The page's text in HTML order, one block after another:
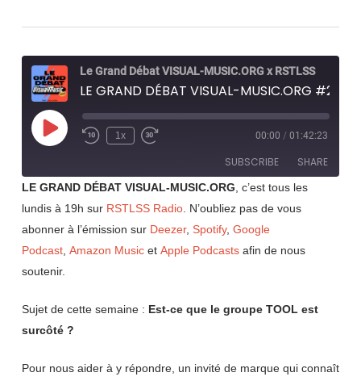
Le Grand Débat VISUAL-MUSIC.ORG x RSTLSS
Play
Episode Rewind
1x
Fast
seconds
00:00 / 01:42:23
SUBSCRIBE SHARE
RSS FEED
SHARE
LINK
EMBED
LE GRAND DÉBAT VISUAL-MUSIC.ORG , c’est tous les
lundis à 19h sur RSTLSS Radio. N’oubliez pas de vous
abonner à l’émission sur Deezer, Spotify, Google
Podcast, Amazon Musicet Apple Podcastsafin de nous
soutenir.
Sujet de cette semaine : Est-ce que le groupe TOOL est
surcôté ?
Pour nous aider à y répondre, un invité de marque qui connaît